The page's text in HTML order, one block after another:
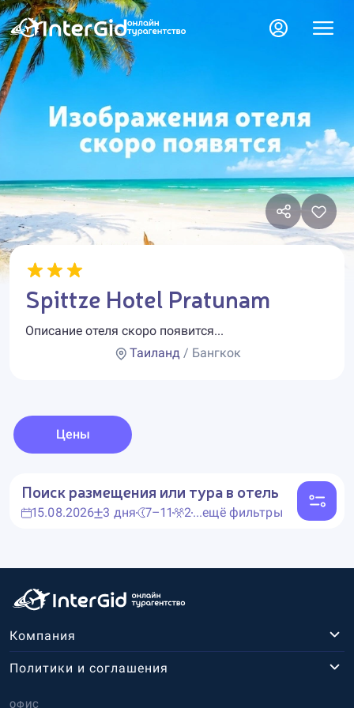
Spittze Hotel Pratunam
Описание отеля скоро появится...
Таиланд / Бангкок
Цены
Поиск размещения или тура в отель
15.08.2026 3 дня 7–11 2...ещё фильтры
Компания
ОФИС
Политики и соглашения